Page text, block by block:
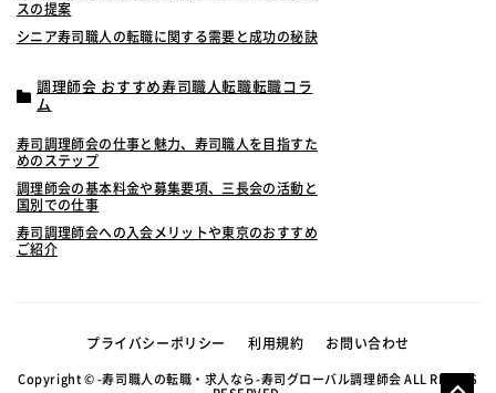
スの提案
シニア寿司職人の転職に関する需要と成功の秘訣
調理師会 おすすめ寿司職人転職転職コラ
ム
寿司調理師会の仕事と魅力、寿司職人を目指すた
めのステップ
調理師会の基本料金や募集要項、三長会の活動と
国別での仕事
寿司調理師会への入会メリットや東京のおすすめ
ご紹介
プライバシーポリシー 利用規約 お問い合わせ
Copyright © -寿司職人の転職・求人なら-寿司グローバル調理師会 ALL RIGHTS